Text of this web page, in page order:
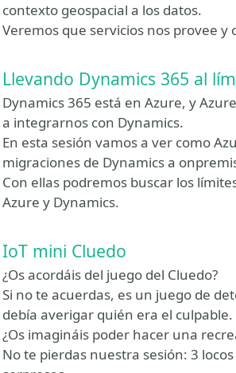
contexto geospacial a los datos.
Veremos que servicios nos provee
Llevando Dynamics 365 al
Dynamics 365 está en Azure, y
a integrarnos con Dynamics.
En esta sesión vamos a ver como
migraciones de Dynamics a
Con ellas podremos buscar los
Azure y Dynamics.
IoT mini Cluedo
¿Os acordáis del juego del Cluedo?
Si no te acuerdas, es un juego de
debía averigar quién era el culpable.
¿Os imagináis poder hacer una
No te pierdas nuestra sesión: 3